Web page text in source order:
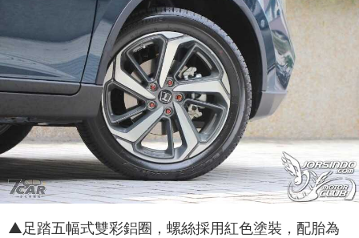
▲足踏五幅式雙彩鋁圈，螺絲採用紅色塗裝，配胎為